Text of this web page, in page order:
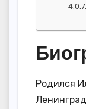
Родился